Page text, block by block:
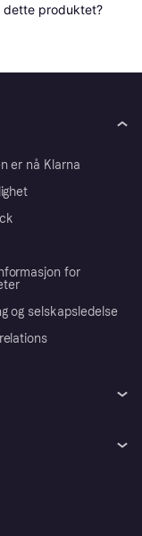
dette produktet?
er nå Klarna
for
og selskapsledelse